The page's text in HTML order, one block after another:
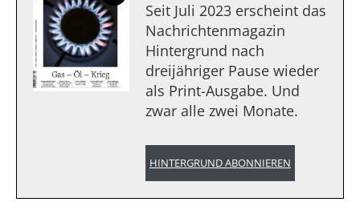
Seit Juli 2023 erscheint das
Nachrichtenmagazin
Hintergrund nach
dreijähriger Pause wieder
als Print-Ausgabe. Und
zwar alle zwei Monate.
HINTERGRUND ABONNIEREN